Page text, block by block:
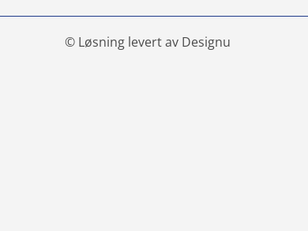
© Løsning levert av Designu